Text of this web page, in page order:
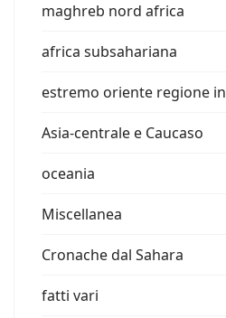
maghreb nord africa
africa subsahariana
estremo oriente regione
Asia-centrale e Caucaso
oceania
Miscellanea
Cronache dal Sahara
fatti vari